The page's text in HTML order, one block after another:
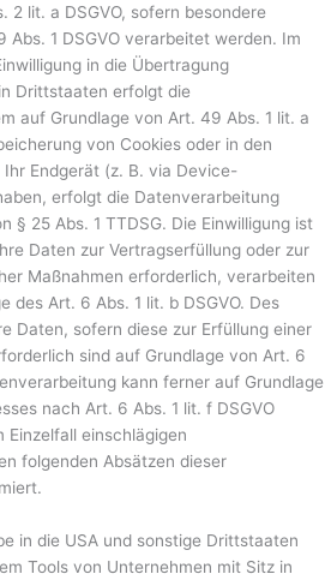
2 lit. a DSGVO, sofern besondere
1 DSGVO verarbeitet werden. Im
in die Übertragung
Drittstaaten erfolgt die
auf Grundlage von Art. 49 Abs. 1 lit. a
von Cookies oder in den
Endgerät (z. B. via Device-
erfolgt die Datenverarbeitung
§ 25 Abs. 1 TTDSG. Die Einwilligung ist
Daten zur Vertragserfüllung oder zur
Maßnahmen erforderlich, verarbeiten
des Art. 6 Abs. 1 lit. b DSGVO. Des
Daten, sofern diese zur Erfüllung einer
sind auf Grundlage von Art. 6
kann ferner auf Grundlage
nach Art. 6 Abs. 1 lit. f DSGVO
Einzelfall einschlägigen
folgenden Absätzen dieser
in die USA und sonstige Drittstaaten
Tools von Unternehmen mit Sitz in